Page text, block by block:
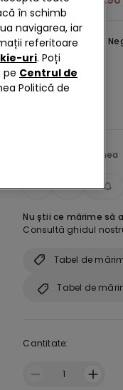
Culoare selectată:
Alege mărimea
S M L
Nu știi ce mărime să
Consultă ghidul
Tabel de
Tabel de
Cantitate:
1
în schimb
navigarea, iar
referitoare
uri. Poți
pe Centrul de
Politică de